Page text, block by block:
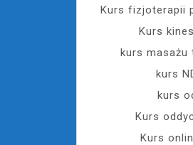
Kurs fizjoterapii
Kurs
kurs masażu
kurs
kurs
Kurs
Kurs